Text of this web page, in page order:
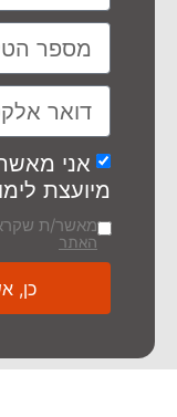
אני
מיועצת
מאשר/ת
האתר
כן,